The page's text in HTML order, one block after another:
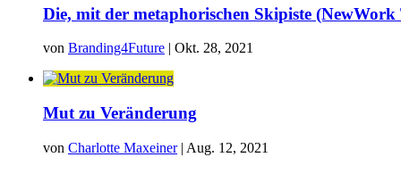
Die, mit der metaphorischen Skipiste (NewWork
von Branding4Future | Okt. 28, 2021
Mut zu Veränderung
von Charlotte Maxeiner| Aug. 12, 2021